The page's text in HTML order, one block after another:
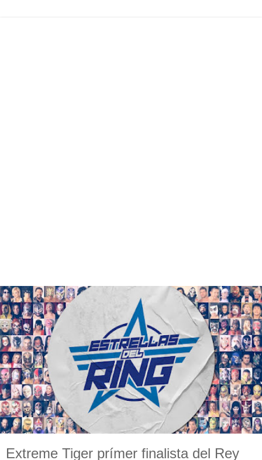
Extreme Tiger prímer finalista del Rey